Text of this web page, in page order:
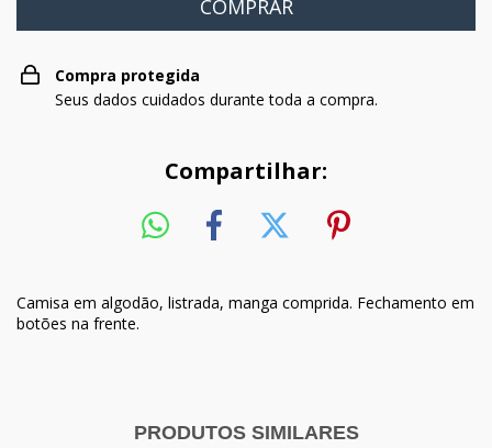
Compra protegida
Seus dados cuidados durante toda a compra.
Compartilhar:
Camisa em algodão, listrada, manga comprida. Fechamento em
botões na frente.
PRODUTOS SIMILARES